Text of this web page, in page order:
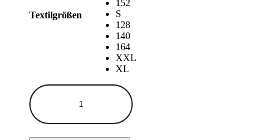
Textilgrößen
152
S
128
140
164
XXL
XL
HOODY
HORIZONTE